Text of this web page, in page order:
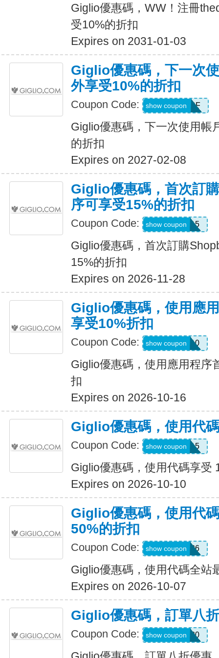
Giglio優惠碼，WW！注冊
受10%的折扣
Expires on 2031-01-03
Giglio優惠碼，下一次
外享受10%的折扣
Coupon Code: ACCOUNTSF
show coupon
Giglio優惠碼，下一次使用帳
的折扣
Expires on 2027-02-08
Giglio優惠碼，首次訂
序可享受15%的折扣
Coupon Code: APP15
show coupon
Giglio優惠碼，首次訂購
15%的折扣
Expires on 2026-11-28
Giglio優惠碼，使用應
享受10%折扣
Coupon Code: APP10
show coupon
Giglio優惠碼，使用應用程序
扣
Expires on 2026-10-16
Giglio優惠碼，使用代
Coupon Code: SUMMER15
show coupon
Giglio優惠碼，使用代碼享受
Expires on 2026-10-10
Giglio優惠碼，使用代
50%的折扣
Coupon Code: SUM26
show coupon
Giglio優惠碼，使用代碼全站
Expires on 2026-10-07
Giglio優惠碼，訂單八
Coupon Code: CALL20
show coupon